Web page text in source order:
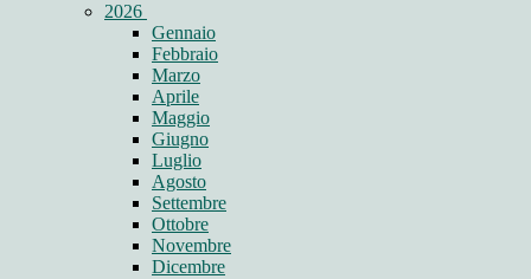
2026
Gennaio
Febbraio
Marzo
Aprile
Maggio
Giugno
Luglio
Agosto
Settembre
Ottobre
Novembre
Dicembre